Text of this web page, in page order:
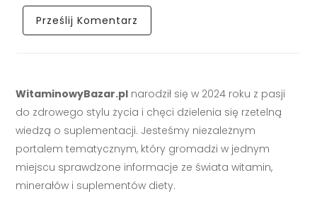
WitaminowyBazar.pl narodził się w 2024 roku z pasji
do zdrowego stylu życia i chęci dzielenia się rzetelną
wiedzą o suplementacji. Jesteśmy niezależnym
portalem tematycznym, który gromadzi w jednym
miejscu sprawdzone informacje ze świata witamin,
minerałów i suplementów diety.